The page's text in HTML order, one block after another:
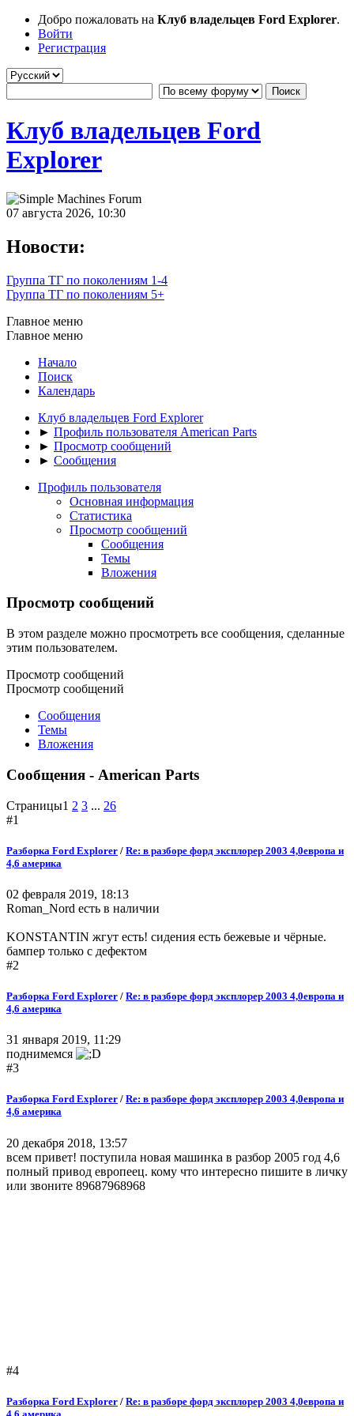
Добро пожаловать на Клуб владельцев Ford Explorer.
Войти
Регистрация
Клуб владельцев Ford
Explorer
07 августа 2026, 10:30
Новости:
Группа ТГ по поколениям 1-4
Группа ТГ по поколениям 5+
Главное меню
Главное меню
Начало
Поиск
Календарь
Клуб владельцев Ford Explorer
► Профиль пользователя American Parts
► Просмотр сообщений
► Сообщения
Профиль пользователя
Основная информация
Статистика
Просмотр сообщений
Сообщения
Темы
Вложения
Просмотр сообщений
В этом разделе можно просмотреть все сообщения, сделанные
этим пользователем.
Просмотр сообщений
Просмотр сообщений
Сообщения
Темы
Вложения
Сообщения - American Parts
Страницы1 2 3 ... 26
#1
Разборка Ford Explorer / Re: в разборе форд эксплорер 2003 4,0европа и
4,6 америка
02 февраля 2019, 18:13
Roman_Nord есть в наличии
KONSTANTIN жгут есть! сидения есть бежевые и чёрные.
бампер только с дефектом
#2
Разборка Ford Explorer / Re: в разборе форд эксплорер 2003 4,0европа и
4,6 америка
31 января 2019, 11:29
поднимемся
#3
Разборка Ford Explorer / Re: в разборе форд эксплорер 2003 4,0европа и
4,6 америка
20 декабря 2018, 13:57
всем привет! поступила новая машинка в разбор 2005 год 4,6
полный привод европеец. кому что интересно пишите в личку
или звоните 89687968968
#4
Разборка Ford Explorer / Re: в разборе форд эксплорер 2003 4,0европа и